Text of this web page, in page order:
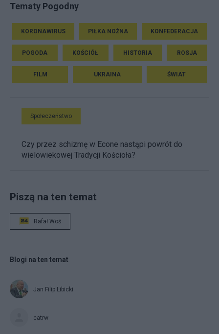
Tematy Pogodny
KORONAWIRUS PIŁKA NOŻNA KONFEDERACJA
POGODA KOŚCIÓŁ HISTORIA ROSJA
FILM UKRAINA ŚWIAT
Społeczeństwo
Czy przez schizmę w Econe nastąpi powrót do
wielowiekowej Tradycji Kościoła?
Piszą na ten temat
Rafał Woś
Blogi na ten temat
Jan Filip Libicki
catrw